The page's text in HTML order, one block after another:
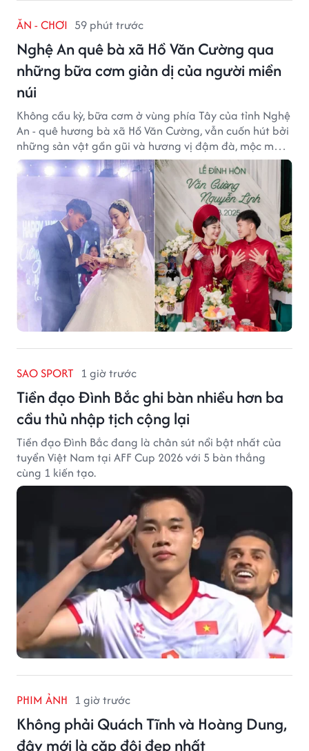
ĂN - CHƠI 59 phút trước
Nghệ An quê bà xã Hồ Văn Cường qua
những bữa cơm giản dị của người miền
núi
Không cầu kỳ, bữa cơm ở vùng phía Tây của tỉnh Nghệ
An - quê hương bà xã Hồ Văn Cường, vẫn cuốn hút bởi
những sản vật gần gũi và hương vị đậm đà, mộc mạc
của núi rừng.
SAO SPORT 1 giờ trước
Tiền đạo Đình Bắc ghi bàn nhiều hơn ba
cầu thủ nhập tịch cộng lại
Tiền đạo Đình Bắc đang là chân sút nổi bật nhất của
tuyển Việt Nam tại AFF Cup 2026 với 5 bàn thắng
cùng 1 kiến tạo.
PHIM ẢNH 1 giờ trước
Không phải Quách Tĩnh và Hoàng Dung,
đây mới là cặp đôi đẹp nhất